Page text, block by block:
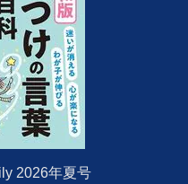
2026年夏号